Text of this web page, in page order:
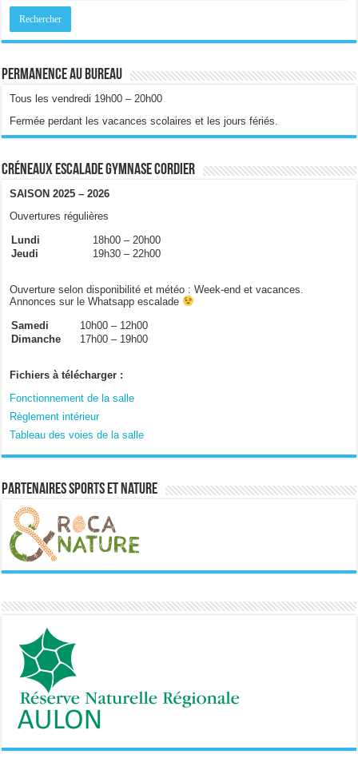
Permanence au bureau
Tous les vendredi 19h00 – 20h00
Fermée perdant les vacances scolaires et les jours fériés.
Créneaux escalade gymnase Cordier
SAISON 2025 – 2026
Ouvertures régulières
Lundi
18h00 – 20h00
Jeudi
19h30 – 22h00
Ouverture selon disponibilité et météo : Week-end et vacances.
Annonces sur le Whatsapp escalade
Samedi
10h00 – 12h00
Dimanche
17h00 – 19h00
Fichiers à télécharger :
Fonctionnement de la salle
Règlement intérieur
Tableau des voies de la salle
Partenaires sports et nature